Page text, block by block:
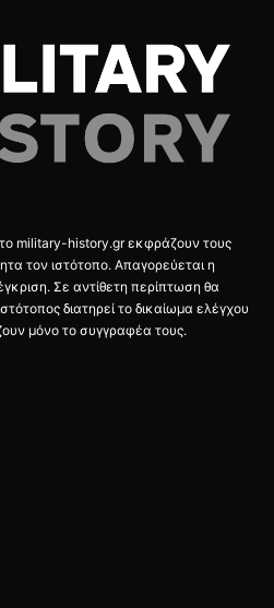
military-history.gr εκφράζουν τους
τον ιστότοπο. Απαγορεύεται η
Σε αντίθετη περίπτωση θα
διατηρεί το δικαίωμα ελέγχου
μόνο το συγγραφέα τους.